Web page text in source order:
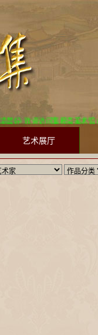
好! 欢迎访问集粹斋美术馆
艺术展厅